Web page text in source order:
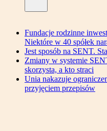
Fundacje rodzinne
Niektóre w 40 spółek
Jest sposób na SENT.
Zmiany w systemie
skorzysta, a kto straci
Unia nakazuje
przyjęciem przepisów